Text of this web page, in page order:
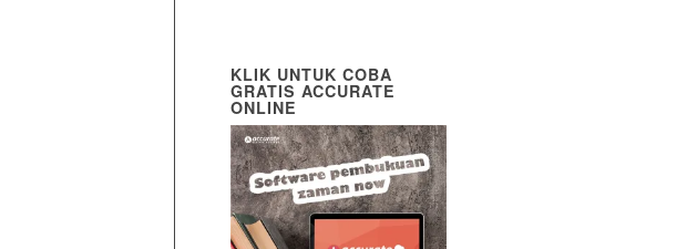
KLIK UNTUK COBA
GRATIS ACCURATE
ONLINE